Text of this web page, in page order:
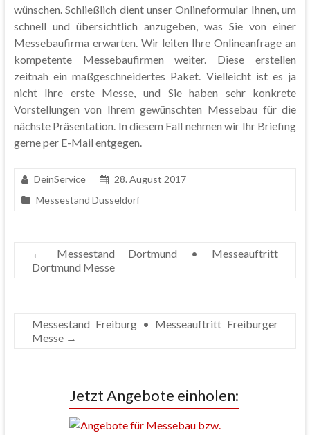
wünschen. Schließlich dient unser Onlineformular Ihnen, um
schnell und übersichtlich anzugeben, was Sie von einer
Messebaufirma erwarten. Wir leiten Ihre Onlineanfrage an
kompetente Messebaufirmen weiter. Diese erstellen
zeitnah ein maßgeschneidertes Paket. Vielleicht ist es ja
nicht Ihre erste Messe, und Sie haben sehr konkrete
Vorstellungen von Ihrem gewünschten Messebau für die
nächste Präsentation. In diesem Fall nehmen wir Ihr Briefing
gerne per E-Mail entgegen.
DeinService
28. August 2017
Messestand Düsseldorf
←
Messestand Dortmund • Messeauftritt
Dortmund Messe
Messestand Freiburg • Messeauftritt Freiburger
Messe →
Jetzt Angebote einholen: